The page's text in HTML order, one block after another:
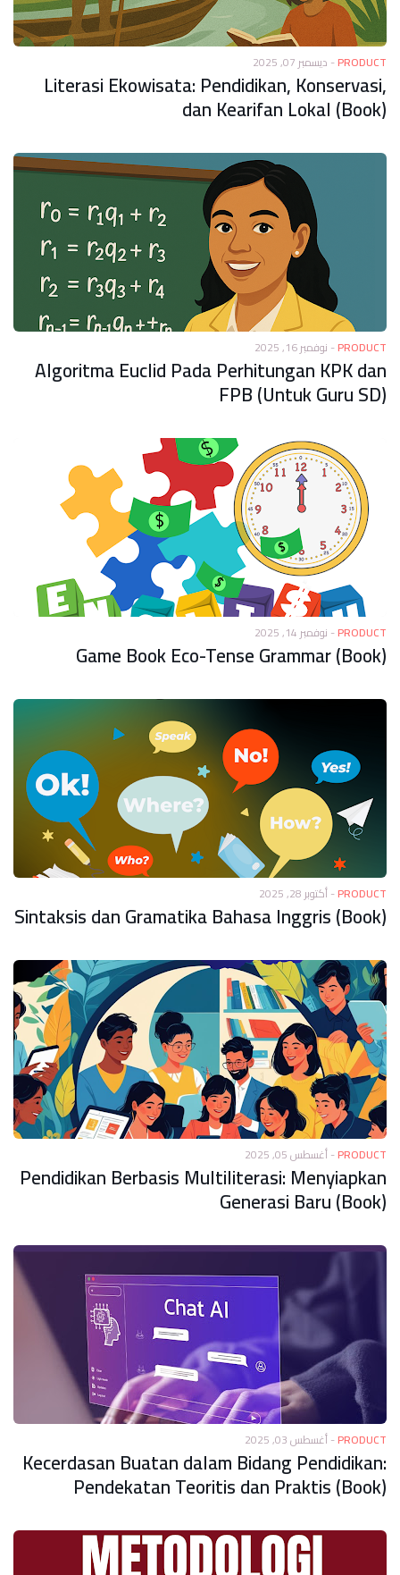
PRODUCT
- ديسمبر 07, 2025
Literasi Ekowisata: Pendidikan, Konservasi,
dan Kearifan Lokal (Book)
PRODUCT
- نوفمبر 16, 2025
Algoritma Euclid Pada Perhitungan KPK dan
FPB (Untuk Guru SD)
PRODUCT
- نوفمبر 14, 2025
Game Book Eco-Tense Grammar (Book)
PRODUCT
-أكتوبر 28, 2025
Sintaksis dan Gramatika Bahasa Inggris (Book)
PRODUCT
-أغسطس 05, 2025
Pendidikan Berbasis Multiliterasi: Menyiapkan
Generasi Baru (Book)
PRODUCT
-أغسطس 03, 2025
Kecerdasan Buatan dalam Bidang Pendidikan:
Pendekatan Teoritis dan Praktis (Book)